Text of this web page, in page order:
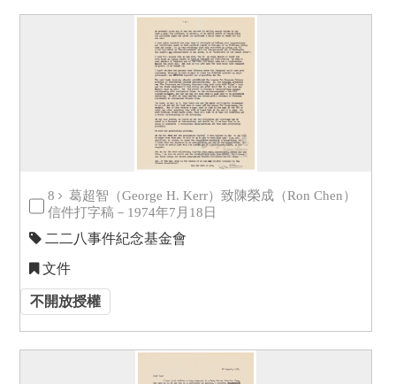
8
葛超智（George H. Kerr）致陳榮成（Ron Chen）
信件打字稿－1974年7月18日
二二八事件紀念基金會
文件
不開放授權